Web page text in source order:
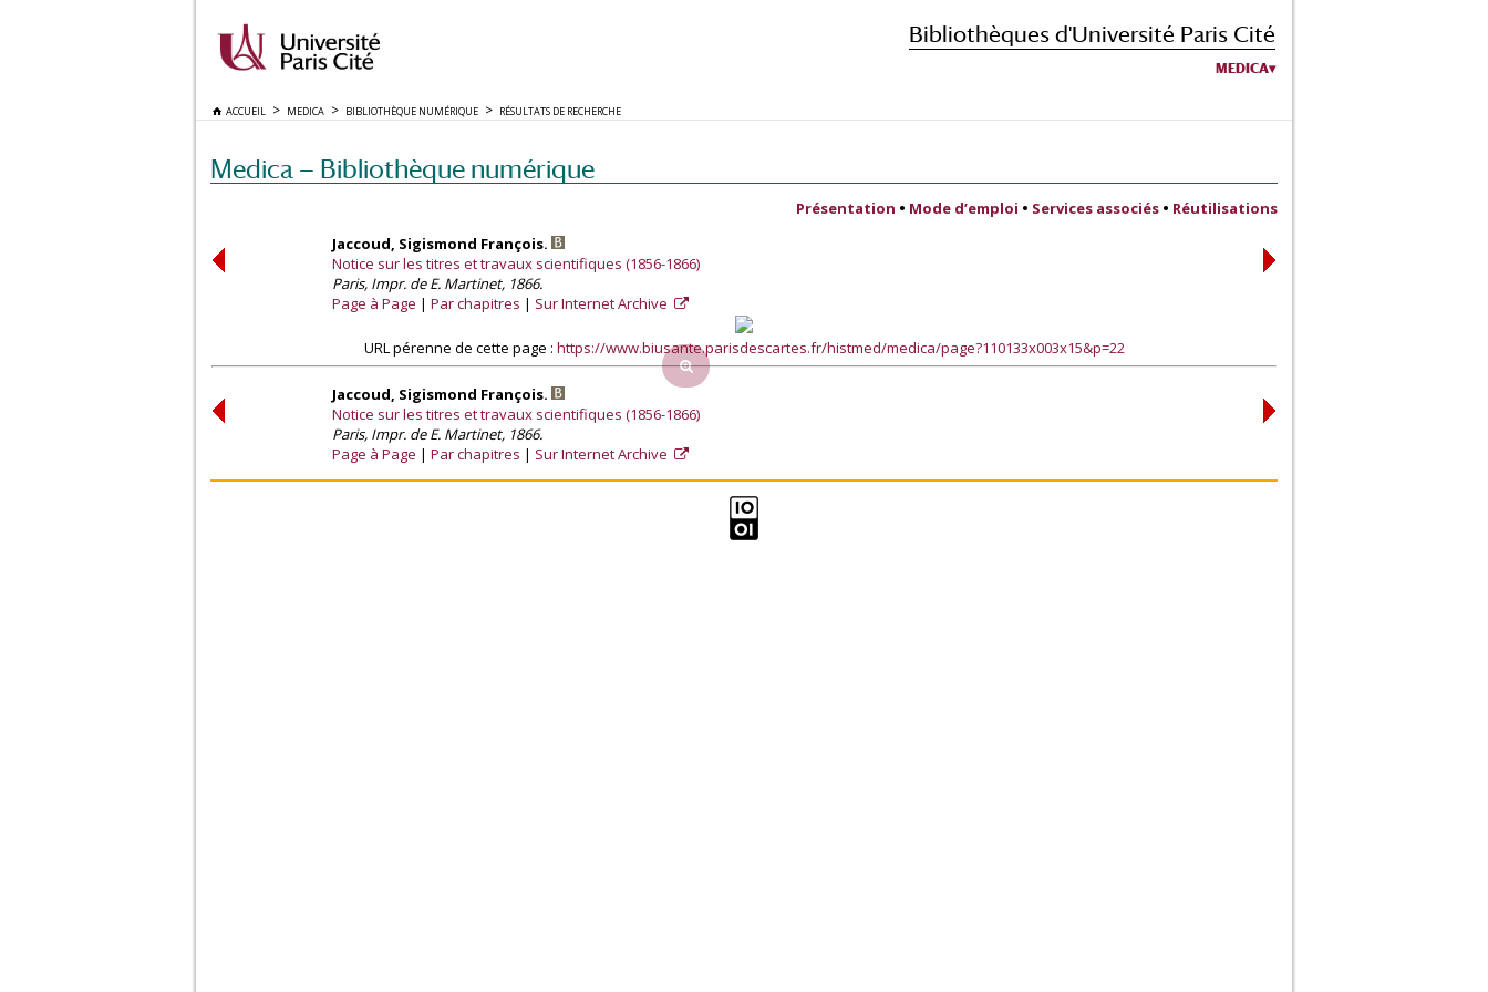
Bibliothèques d'Université Paris Cité
MEDICA
ACCUEIL MEDICA BIBLIOTHÈQUE NUMÉRIQUE RÉSULTATS DE RECHERCHE
Medica — Bibliothèque numérique
Présentation • Mode d’emploi • Services associés • Réutilisations
Jaccoud, Sigismond François.
Notice sur les titres et travaux scientifiques (1856-1866)
Paris, Impr. de E. Martinet, 1866.
Page à Page
Par chapitres Sur Internet Archive
URL pérenne de cette page : https://www.biusante.parisdescartes.fr/histmed/medica/page?110133x003x15&p=22
Jaccoud, Sigismond François.
Notice sur les titres et travaux scientifiques (1856-1866)
Paris, Impr. de E. Martinet, 1866.
Page à Page
Par chapitres Sur Internet Archive